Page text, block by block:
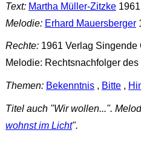
Text: Martha Müller-Zitzke1961
Melodie: Erhard Mauersberger
Rechte:1961 Verlag Singende
Melodie: Rechtsnachfolger des
Themen: Bekenntnis, Bitte,
Titel auch "Wir wollen...".
wohnst im Licht".